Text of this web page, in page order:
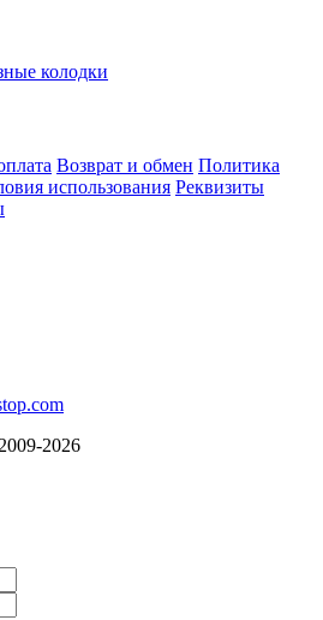
колодки
Возврат и обмен Политика
использования Реквизиты
2026